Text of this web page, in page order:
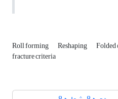
Roll forming Reshaping Folded
fracture criteria